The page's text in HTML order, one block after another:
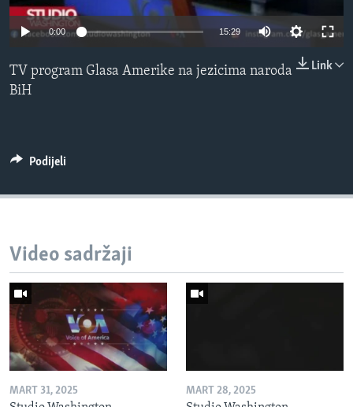
MAGAZIN
O GLASU AMERIKE
Learning English
Jezici
0:00 15:29
Link
TV program Glasa Amerike na jezicima naroda
BiH
Podijeli
Video sadržaji
MART 31, 2025 MART 28, 2025